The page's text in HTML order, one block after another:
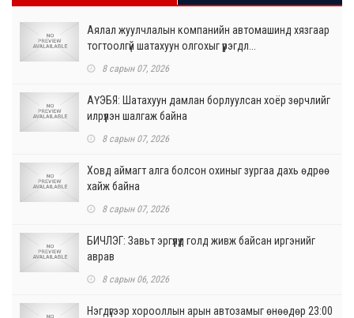
Аялал жуулчлалын компанийн автомашинд хязгаар
тогтоолгүй шатахуун олгохыг үүрэгдл...
8 сарын 07, 2026
АҮЭБЯ: Шатахуун дамлан борлуулсан хоёр зөрчлийг
илрүүлэн шалгаж байна
8 сарын 07, 2026
Ховд аймагт алга болсон охиныг зургаа дахь өдрөө
хайж байна
8 сарын 07, 2026
БИЧЛЭГ: Завьт эргүүлүүд голд живж байсан иргэнийг
аврав
8 сарын 06, 2026
Нэгдүгээр хорооллын арын автозамыг өнөөдөр 23:00